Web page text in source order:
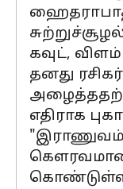
கவுட்,
தனது
எதிராக